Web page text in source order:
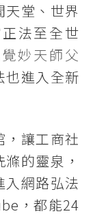
天堂、世界
法至全世
妙天師父
也進入全新
讓工商社
的靈泉，
網路弘法
，都能24